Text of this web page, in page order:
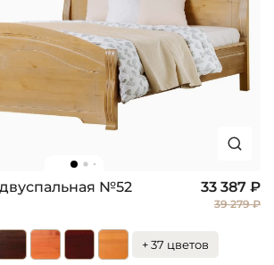
№52 33 387 ₽
39 279 ₽
+ 37 цветов